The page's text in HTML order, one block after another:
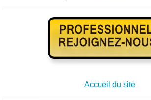
Accueil du site